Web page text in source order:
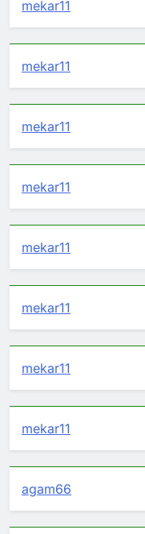
mekar11
mekar11
mekar11
mekar11
mekar11
mekar11
mekar11
mekar11
agam66